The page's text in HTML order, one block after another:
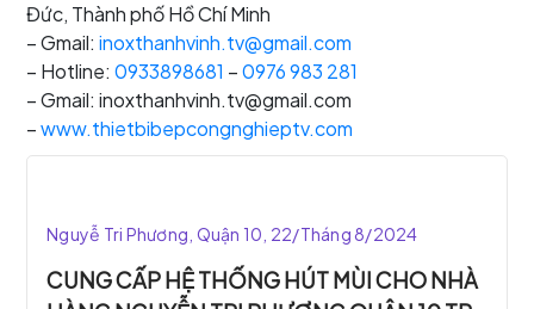
Đức, Thành phố Hồ Chí Minh
– Gmail: inoxthanhvinh.tv@gmail.com
– Hotline: 0933898681 –0976 983 281
– Gmail: inoxthanhvinh.tv@gmail.com
–www.thietbibepcongnghieptv.com
Nguyễ Tri Phương, Quận 10, 22/Tháng 8/2024
CUNG CẤP HỆ THỐNG HÚT MÙI CHO NHÀ